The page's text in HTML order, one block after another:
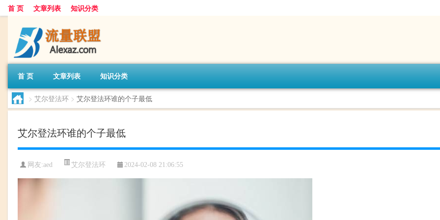
首 页 文章列表 知识分类
首 页 文章列表 知识分类
> 艾尔登法环 > 艾尔登法环谁的个子最低
艾尔登法环谁的个子最低
网友:aed 艾尔登法环 2024-02-08 21:06:55